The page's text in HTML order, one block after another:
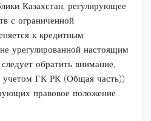
Казахстан, регулирующее
с ограниченной
к кредитным
урегулированной настоящим
обратить внимание,
учетом ГК РК (Общая часть))
правовое положение